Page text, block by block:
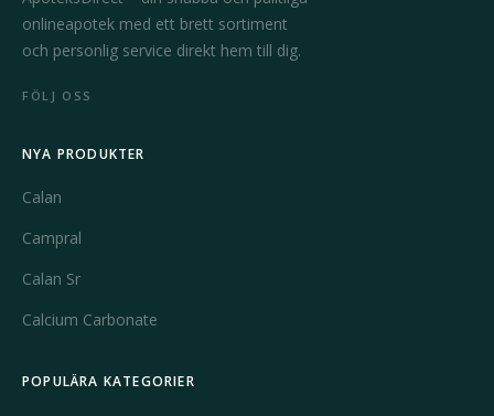
onlineapotek med ett brett sortiment
och personlig service direkt hem till dig.
FÖLJ OSS
NYA PRODUKTER
Calan
Campral
Calan Sr
Calcium Carbonate
POPULÄRA KATEGORIER